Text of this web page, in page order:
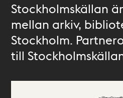
Stockholmskällan
mellan arkiv,
Stockholm.
till